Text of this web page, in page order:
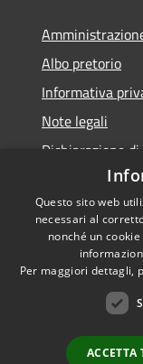
Albo pretorio
Informativa
Note legali
Dichiarazione
Accessibilità
Questo sito web
necessari al
nonché un
Per maggiori dettagli,
ACCETTA